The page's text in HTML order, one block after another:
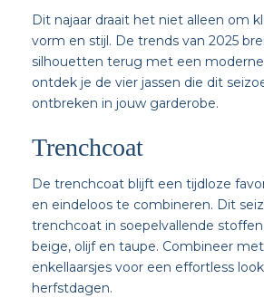
Dit najaar draait het niet alleen om
vorm en stijl. De trends van 2025
silhouetten terug met een
ontdek je de vier jassen die dit
ontbreken in jouw garderobe.
Trenchcoat
De trenchcoat blijft een tijdloze
en eindeloos te combineren. Dit
trenchcoat in soepelvallende
beige, olijf en taupe. Combineer
enkellaarsjes voor een effortless
herfstdagen.